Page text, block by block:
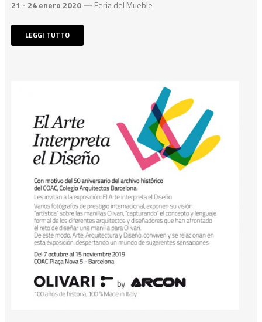
21 - 24 enero 2020 — Feria del Mueble
LEGGI TUTTO